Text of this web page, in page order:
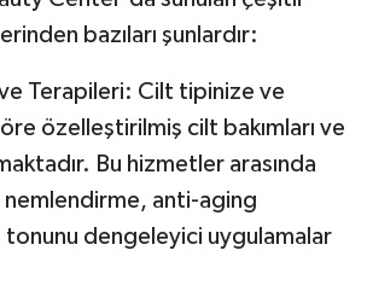
bazıları şunlardır:
ve Terapileri: Cilt tipinize ve
özelleştirilmiş cilt bakımları ve
Bu hizmetler arasında
anti-aging
dengeleyici uygulamalar